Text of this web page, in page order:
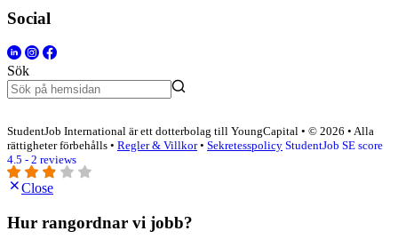
Social
Sök
StudentJob International är ett dotterbolag till YoungCapital • © 2026 • Alla
rättigheter förbehålls • Regler & Villkor• Sekretesspolicy StudentJob SE score
4.5 - 2 reviews
Close
Hur rangordnar vi jobb?